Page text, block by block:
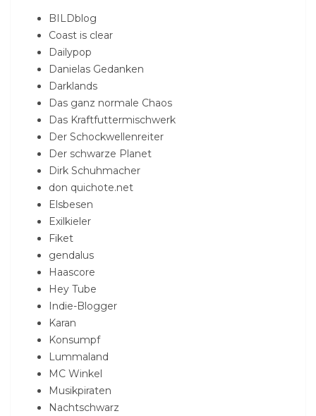
BILDblog
Coast is clear
Dailypop
Danielas Gedanken
Darklands
Das ganz normale Chaos
Das Kraftfuttermischwerk
Der Schockwellenreiter
Der schwarze Planet
Dirk Schuhmacher
don quichote.net
Elsbesen
Exilkieler
Fiket
gendalus
Haascore
Hey Tube
Indie-Blogger
Karan
Konsumpf
Lummaland
MC Winkel
Musikpiraten
Nachtschwarz